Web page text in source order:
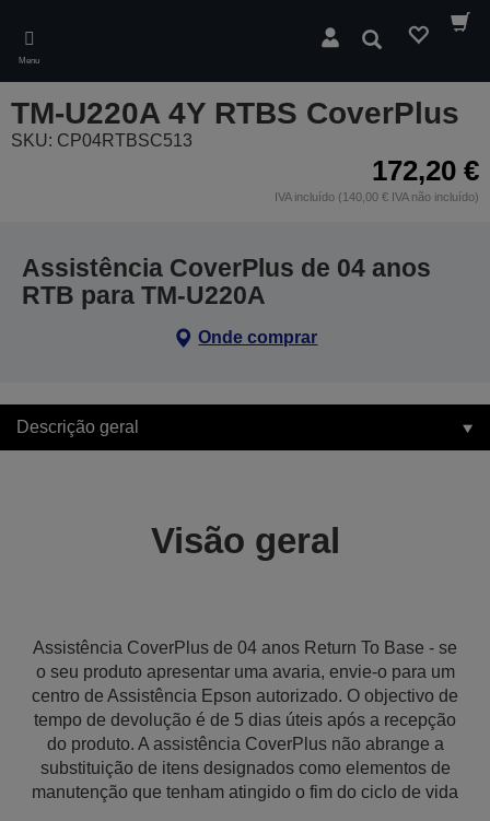
main
content
Menu
Pesquisar
TM-U220A 4Y RTBS CoverPlus
SKU: CP04RTBSC513
172,20 €
IVA incluído (140,00 € IVA não incluído)
Assistência CoverPlus de 04 anos
RTB para TM-U220A
Onde comprar
Descrição geral
Visão geral
Assistência CoverPlus de 04 anos Return To Base - se
o seu produto apresentar uma avaria, envie-o para um
centro de Assistência Epson autorizado. O objectivo de
tempo de devolução é de 5 dias úteis após a recepção
do produto. A assistência CoverPlus não abrange a
substituição de itens designados como elementos de
manutenção que tenham atingido o fim do ciclo de vida